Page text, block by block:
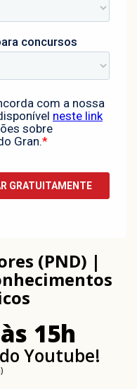
(PND) |
15h
Youtube!